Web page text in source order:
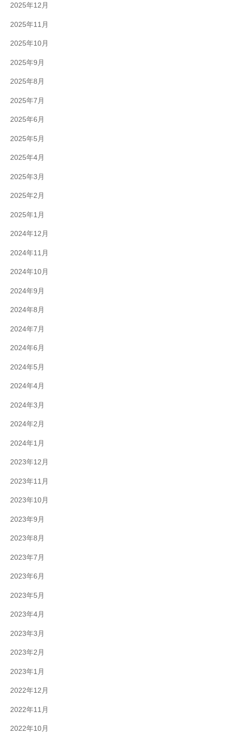
2025年12月
2025年11月
2025年10月
2025年9月
2025年8月
2025年7月
2025年6月
2025年5月
2025年4月
2025年3月
2025年2月
2025年1月
2024年12月
2024年11月
2024年10月
2024年9月
2024年8月
2024年7月
2024年6月
2024年5月
2024年4月
2024年3月
2024年2月
2024年1月
2023年12月
2023年11月
2023年10月
2023年9月
2023年8月
2023年7月
2023年6月
2023年5月
2023年4月
2023年3月
2023年2月
2023年1月
2022年12月
2022年11月
2022年10月